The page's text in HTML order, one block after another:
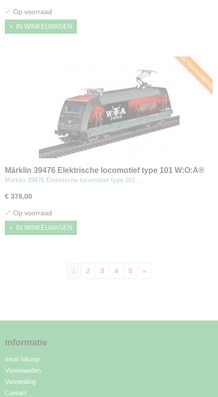
✓ Op voorraad
IN WINKELWAGEN
Nu Voorbestellen
Märklin 39476 Elektrische locomotief type 101 W:O:A®
Märklin 39476 Elektrische locomotief type 101…
€ 378,00
✓ Op voorraad
IN WINKELWAGEN
1 2 3 4 5 »
Informatie
Inruil Inkoop
Voorwaarden
Verzending
Contact